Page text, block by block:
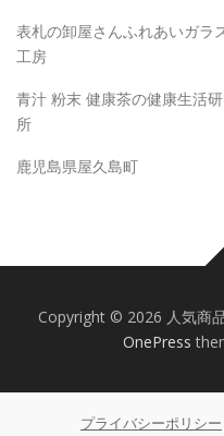
表札の卸屋さんふれあいガラ
工房
青汁 粉末 健康茶の健康生活
所
鹿児島県屋久島町
Copyright © 2026 人気商
OnePress
プライバシーポリシー